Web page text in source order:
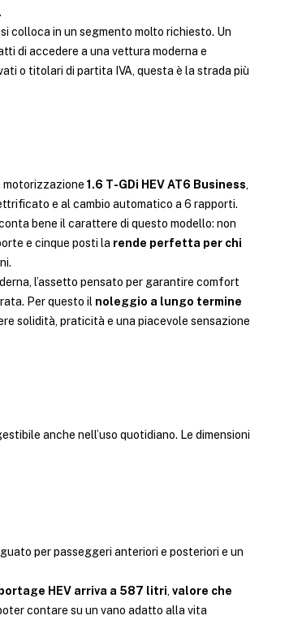
colloca in un segmento molto richiesto. Un
di accedere a una vettura moderna e
o titolari di partita IVA, questa è la strada più
motorizzazione 1.6 T-GDi HEV AT6 Business,
e al cambio automatico a 6 rapporti.
bene il carattere di questo modello: non
e cinque posti la rende perfetta per chi
l’assetto pensato per garantire comfort
Per questo il noleggio a lungo termine
solidità, praticità e una piacevole sensazione
anche nell’uso quotidiano. Le dimensioni
per passeggeri anteriori e posteriori e un
HEV arriva a 587 litri, valore che
contare su un vano adatto alla vita